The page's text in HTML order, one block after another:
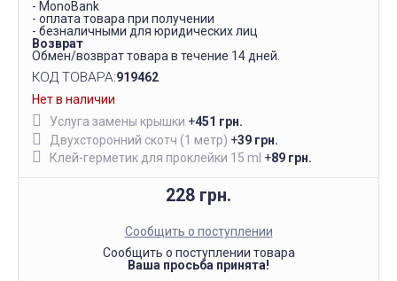
- MonoBank
- оплата товара при получении
- безналичными для юридических лиц
Возврат
Обмен/возврат товара в течение 14 дней.
КОД ТОВАРА:919462
Нет в наличии
Услуга замены крышки +451 грн.
Двухсторонний скотч (1 метр) +39 грн.
Клей-герметик для проклейки 15 ml +89 грн.
228 грн.
Сообщить о поступлении
Сообщить о поступлении товара
Ваша просьба принята!